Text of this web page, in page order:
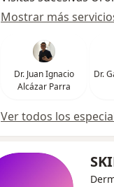
Mostrar más
Dr. Juan Ignacio
Alcázar Parra
Dr.
Ver todos los